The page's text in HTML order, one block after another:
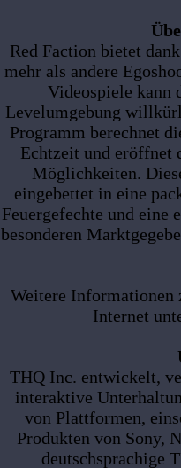
Red Faction bietet
mehr als andere
Videospiele kann
Levelumgebung
Programm berechnet
Echtzeit und eröffnet
Möglichkeiten.
eingebettet in eine
Feuergefechte und
besonderen
Weitere Informationen
Internet
THQ Inc. entwickelt,
interaktive
von Plattformen,
Produkten von Sony,
deutschsprachige